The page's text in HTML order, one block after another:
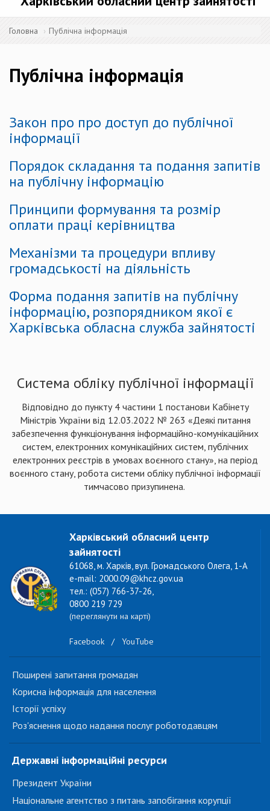
Головна Публічна інформація
Публічна інформація
Закон про про доступ до публічної
інформації
Порядок складання та подання запитів
на публічну інформацію
Принципи формування та розмір
оплати праці керівництва
Механізми та процедури впливу
громадськості на діяльність
Форма подання запитів на публічну
інформацію, розпорядником якої є
Харківська обласна служба зайнятості
Система обліку публічної інформації
Відповідно до пункту 4 частини 1 постанови Кабінету
Міністрів України від 12.03.2022 № 263 «Деякі питання
забезпечення функціонування інформаційно-комунікаційних
систем, електронних комунікаційних систем, публічних
електронних реєстрів в умовах воєнного стану», на період
воєнного стану, робота системи обліку публічної інформації
тимчасово призупинена.
Харківський обласний центр
зайнятості
61068, м. Харків, вул. Громадського Олега, 1-А
e-mail: 2000.09@khcz.gov.ua
тел.: (057) 766-37-26,
0800 219 729
(переглянути на карті)
Facebook / YouTube
Поширені запитання громадян
Корисна інформація для населення
Історії успіху
Роз'яснення щодо надання послуг роботодавцям
Державні інформаційні ресурси
Президент України
Національне агентство з питань запобігання корупції